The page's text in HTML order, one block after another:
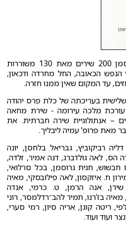
במבחר זה כינסה דורית ויסמן 200 שירים מאת 130 משוררות
הנפש הכאובה, החל מחרדה ודכאון,
עד המקום שאין ממנו חזרה.
בעריכתה של כלת פרס יהודה
עורכת מלכה עירומה - שירת מחאה
– אנתולוגיית שירה חברתית. את
מאת פרופ' עמיה ליבליך.
רביקוביץ, גבריאל בלחסן, יונה
הס, לאה גולדברג, דנה אמיר, זלדה,
חגית גרוסמן, בכל סרלואי,
ח. איזקסון, לאה פילובסקי, מאיה
שירן, אנה הרמן, ט. כרמי, אנדה
בז’רנו, תמיר להב־רדלמסר, רוני
ריטה קוגן, אריה סיון, רמי סערי,
ועוד ועוד.